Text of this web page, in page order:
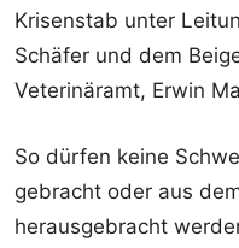
Krisenstab unter
Schäfer und dem
Veterinäramt, Erwin
So dürfen keine
gebracht oder aus
herausgebracht